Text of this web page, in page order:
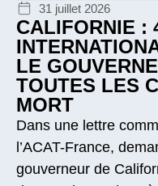
31 juillet 2026
CALIFORNIE :
LE
TOUTES LES
MORT
Dans une lettre
l’ACAT-France,
gouverneur de